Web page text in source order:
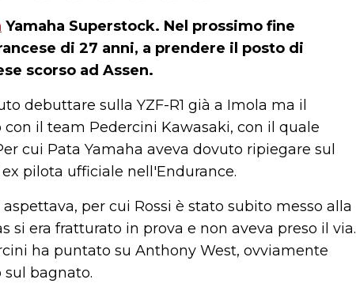
Yamaha Superstock. Nel prossimo fine
di 27 anni, a prendere il posto di
scorso ad Assen.
debuttare sulla YZF-R1 già a Imola ma il
il team Pedercini Kawasaki, con il quale
cui Pata Yamaha aveva dovuto ripiegare sul
pilota ufficiale nell'Endurance.
per cui Rossi è stato subito messo alla
si era fratturato in prova e non aveva preso il via.
ha puntato su Anthony West, ovviamente
bagnato.